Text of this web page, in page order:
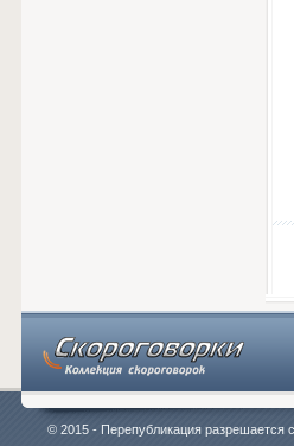
© 2015 - Перепубликация разрешается